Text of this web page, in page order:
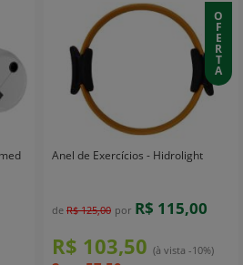
O
F
E
R
T
A
Anel de Exercícios - Hidrolight
de R$ 125,00 por R$ 115,00
R$ 103,50 (à vista -10%)